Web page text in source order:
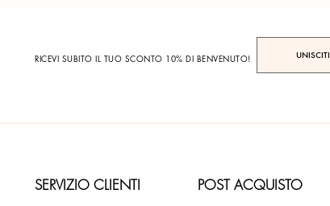
RICEVI SUBITO IL TUO SCONTO 10% DI BENVENUTO! UNISCITI
SERVIZIO CLIENTI POST ACQUISTO